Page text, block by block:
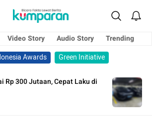
Video Story Audio Story
Trending
Awards
Green Initiative
Rp 300 Jutaan, Cepat Laku di